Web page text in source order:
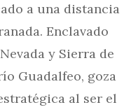
a una distancia
Enclavado
y Sierra de
Guadalfeo, goza
al ser el